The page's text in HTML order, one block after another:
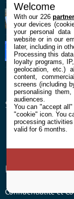
SUIVEZ-NOUS
Facebook
ENTREPRISE
Confidentialité et
07/08
pas la mise
07/08
plus gros
Welcome
With our 226
your devices
your personal
website or in our
later, including in
Processing this
loyalty programs,
geolocation, etc.)
content,
screens (including
personalising
audiences.
You can "accept
"cookie" icon. You
processing
valid for 6 months.